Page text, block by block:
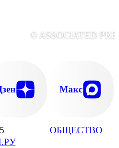
ОБЩЕСТВО
© ASSOCIATED
Макс